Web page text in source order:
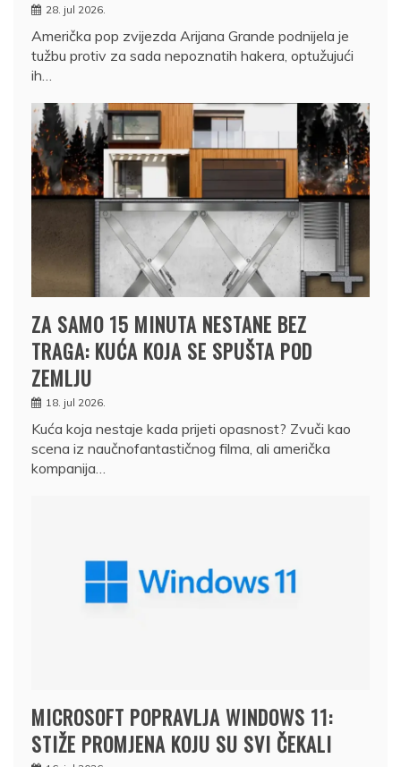
28. jul 2026.
Američka pop zvijezda Arijana Grande podnijela je
tužbu protiv za sada nepoznatih hakera, optužujući
ih…
ZA SAMO 15 MINUTA NESTANE BEZ
TRAGA: KUĆA KOJA SE SPUŠTA POD
ZEMLJU
18. jul 2026.
Kuća koja nestaje kada prijeti opasnost? Zvuči kao
scena iz naučnofantastičnog filma, ali američka
kompanija…
MICROSOFT POPRAVLJA WINDOWS 11:
STIŽE PROMJENA KOJU SU SVI ČEKALI